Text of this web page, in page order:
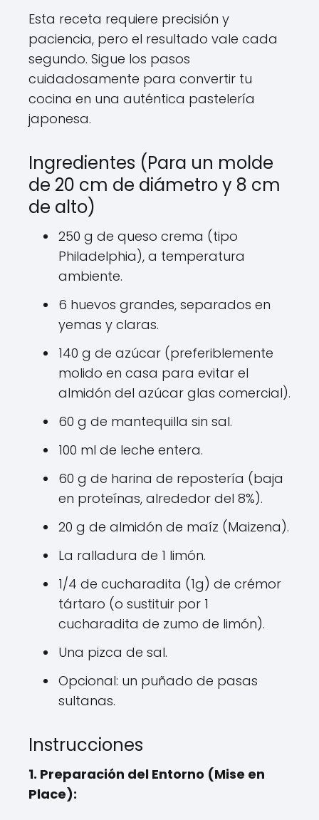
Esta receta requiere precisión y
paciencia, pero el resultado vale cada
segundo. Sigue los pasos
cuidadosamente para convertir tu
cocina en una auténtica pastelería
japonesa.
Ingredientes (Para un molde
de 20 cm de diámetro y 8 cm
de alto)
250 g de queso crema (tipo
Philadelphia), a temperatura
ambiente.
6 huevos grandes, separados en
yemas y claras.
140 g de azúcar (preferiblemente
molido en casa para evitar el
almidón del azúcar glas comercial).
60 g de mantequilla sin sal.
100 ml de leche entera.
60 g de harina de repostería (baja
en proteínas, alrededor del 8%).
20 g de almidón de maíz (Maizena).
La ralladura de 1 limón.
1/4 de cucharadita (1g) de crémor
tártaro (o sustituir por 1
cucharadita de zumo de limón).
Una pizca de sal.
Opcional: un puñado de pasas
sultanas.
Instrucciones
1. Preparación del Entorno (Mise en
Place):